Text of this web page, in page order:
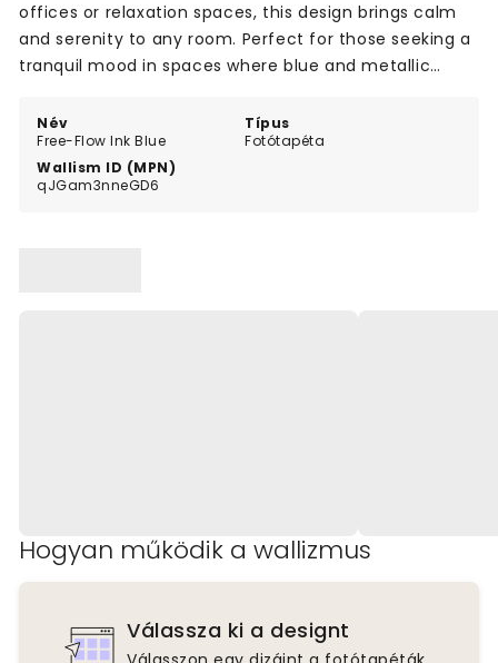
Név
Free-Flow Ink Blue
Típus
Fotótapéta
Wallism ID (MPN)
qJGam3nneGD6
offices or relaxation spaces, this design brings calm
and serenity to any room. Perfect for those seeking a
tranquil mood in spaces where blue and metallic
Hogyan működik a wallizmus
Válassza ki a designt